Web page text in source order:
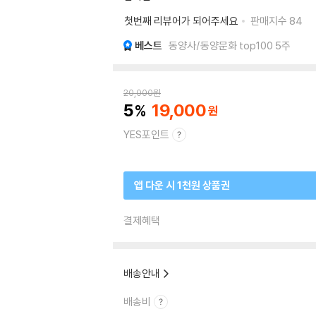
첫번째 리뷰어가 되어주세요
판매지수 84
베스트 동양사/동양문화 top100 5주
20,000원
5 19,000
YES포인트
앱 다운 시 1천원 상품권
결제혜택
배송안내
배송비